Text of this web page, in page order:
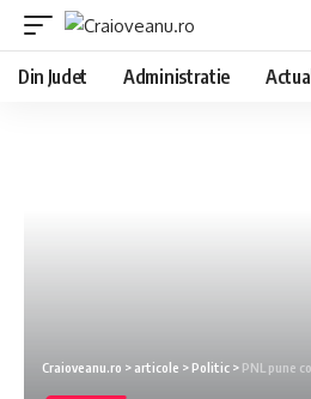
Din Judet Administratie
Craioveanu.ro > articole > Politic > PNL pune condiții pentru a